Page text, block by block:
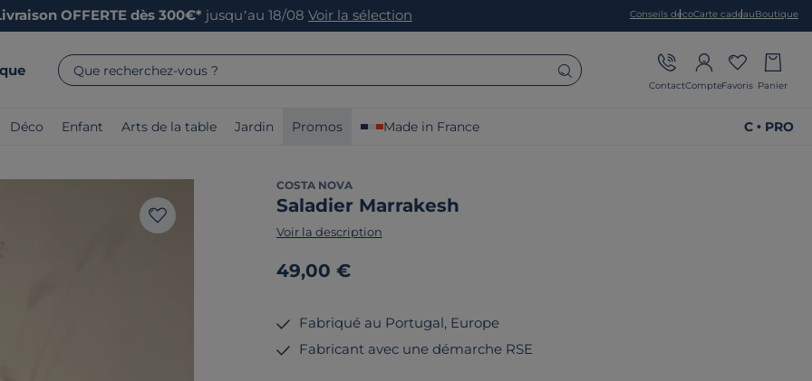
OFFERTE dès 300€* jusqu’au 18/08 Voir la sélection Conseils décoCarte cadeauBoutique
Que recherchez-vous ?
ContactCompteFavoris Panier
Déco Enfant Arts de la table Jardin Promos Made in France C • PRO
COSTA NOVA
Saladier Marrakesh
Voir la description
49,00 €
Fabriqué au Portugal, Europe
Fabricant avec une démarche RSE